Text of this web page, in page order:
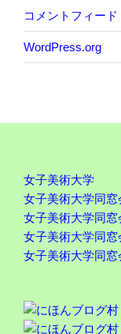
コメントフィード
WordPress.org
女子美術大学
女子美術大学同窓
女子美術大学同窓
女子美術大学同
女子美術大学同